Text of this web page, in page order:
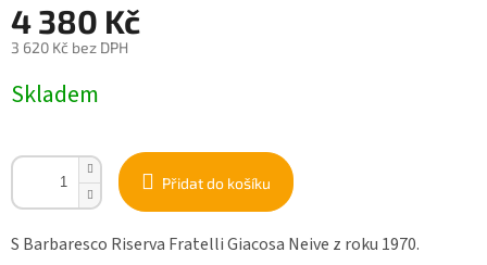
4 380 Kč
3 620 Kč bez DPH
cena:
Skladem
Přidat do košíku
S Barbaresco Riserva Fratelli Giacosa Neive z roku 1970.